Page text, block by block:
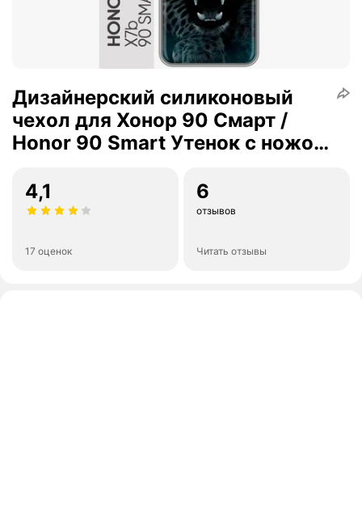
Дизайнерский силиконовый
чехол для Хонор 90 Смарт /
Honor 90 Smart Утенок с ножом
4,1
17 оценок
6
отзывов
Читать отзывы